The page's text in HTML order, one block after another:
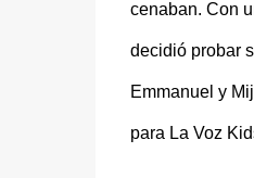
cenaban. Con
decidió probar
Emmanuel y
para La Voz